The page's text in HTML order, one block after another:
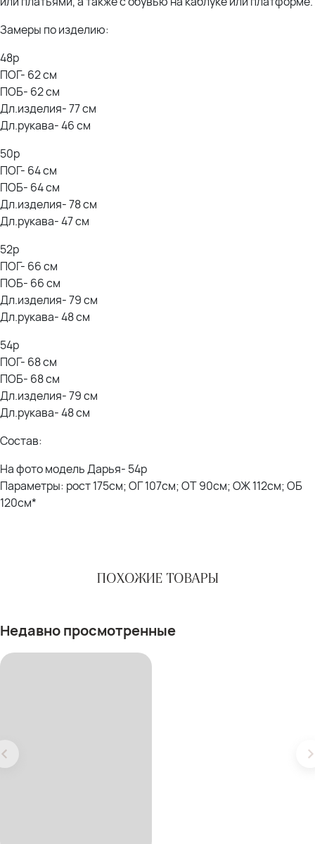
Замеры по изделию:
48р
ПОГ- 62 см
ПОБ- 62 см
Дл.изделия- 77 см
Дл.рукава- 46 см
50р
ПОГ- 64 см
ПОБ- 64 см
Дл.изделия- 78 см
Дл.рукава- 47 см
52р
ПОГ- 66 см
ПОБ- 66 см
Дл.изделия- 79 см
Дл.рукава- 48 см
54р
ПОГ- 68 см
ПОБ- 68 см
Дл.изделия- 79 см
Дл.рукава- 48 см
Состав:
На фото модель Дарья- 54р
Параметры: рост 175см; ОГ 107см; ОТ 90см; ОЖ 112см; ОБ
120см*
ПОХОЖИЕ ТОВАРЫ
Недавно просмотренные